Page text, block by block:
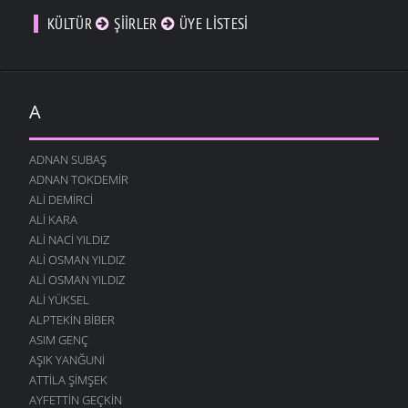
KÜLTÜR ŞIIRLER ÜYE LISTESI
A
ADNAN SUBAŞ
ADNAN TOKDEMIR
ALI DEMIRCI
ALI KARA
ALI NACI YILDIZ
ALI OSMAN YILDIZ
ALI OSMAN YILDIZ
ALI YÜKSEL
ALPTEKIN BIBER
ASIM GENÇ
AŞIK YANĞUNI
ATTILA ŞIMŞEK
AYFETTIN GEÇKIN